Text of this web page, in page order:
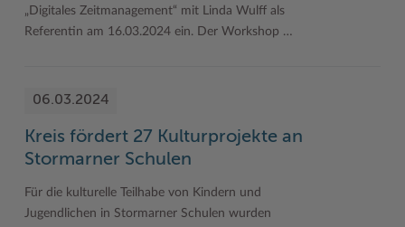
„Digitales Zeitmanagement“ mit Linda Wulff als
Referentin am 16.03.2024 ein. Der Workshop …
06.03.2024
Kreis fördert 27 Kulturprojekte an
Stormarner Schulen
Für die kulturelle Teilhabe von Kindern und
Jugendlichen in Stormarner Schulen wurden